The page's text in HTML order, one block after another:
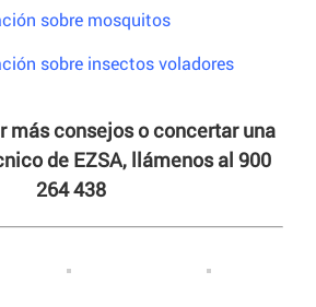
sobre mosquitos
sobre insectos voladores
más consejos o concertar una
de EZSA, llámenos al 900
264 438